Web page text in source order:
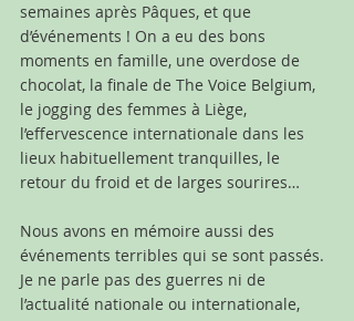
semaines après Pâques, et que
d’événements ! On a eu des bons
moments en famille, une overdose de
chocolat, la finale de The Voice Belgium,
le jogging des femmes à Liège,
l’effervescence internationale dans les
lieux habituellement tranquilles, le
retour du froid et de larges sourires…
Nous avons en mémoire aussi des
événements terribles qui se sont passés.
Je ne parle pas des guerres ni de
l’actualité nationale ou internationale,